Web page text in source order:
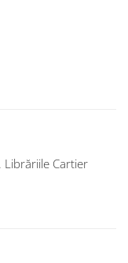
Librăriile Cartier